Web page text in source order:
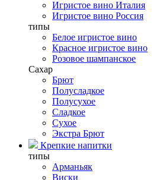
Игристое вино Италия
Игристое вино Россия
типы
Белое игристое вино
Красное игристое вино
Розовое шампанское
Сахар
Брют
Полусладкое
Полусухое
Сладкое
Сухое
Экстра Брют
Крепкие напитки
типы
Арманьяк
Виски